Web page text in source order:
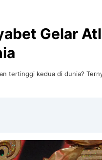
Gelar
tertinggi kedua di dunia?